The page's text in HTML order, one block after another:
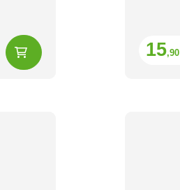
15,90